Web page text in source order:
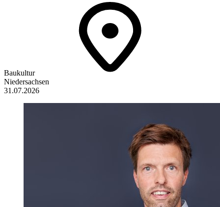
Baukultur
Niedersachsen
31.07.2026